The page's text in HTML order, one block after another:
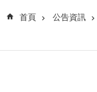
首頁 公告資訊